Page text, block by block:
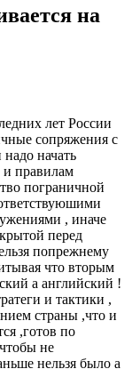
на
лет России
сопряжения с
начать
и правилам
пограничной
, иначе
перед
попрежнему
что вторым
а английский !
и тактики ,
страны ,что и
,готов по
не
нельзя было а